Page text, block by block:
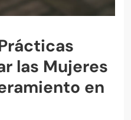
las Mujeres
en